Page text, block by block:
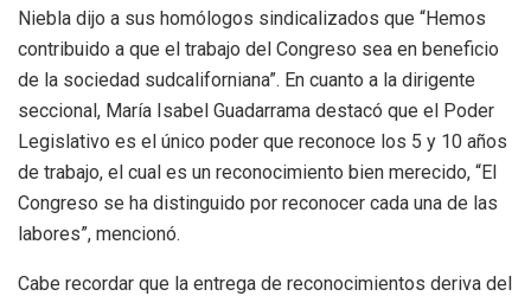
Niebla dijo a sus homólogos sindicalizados que “Hemos
contribuido a que el trabajo del Congreso sea en beneficio
de la sociedad sudcaliforniana”. En cuanto a la dirigente
seccional, María Isabel Guadarrama destacó que el Poder
Legislativo es el único poder que reconoce los 5 y 10 años
de trabajo, el cual es un reconocimiento bien merecido, “El
Congreso se ha distinguido por reconocer cada una de las
labores”, mencionó.
Cabe recordar que la entrega de reconocimientos deriva del